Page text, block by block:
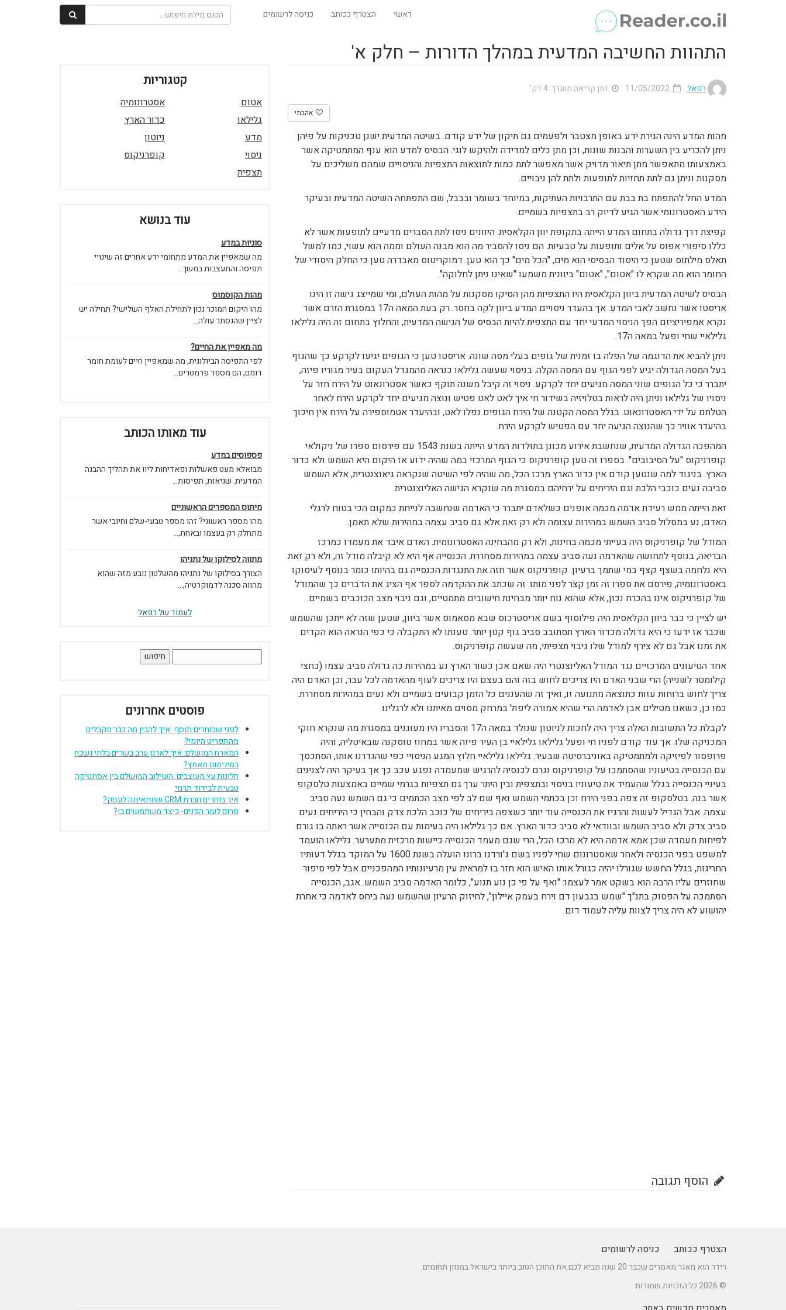
ראשי הצטרף ככותב כניסה לרשומים
התהוות החשיבה המדעית במהלך הדורות – חלק א'
רפאל זמן קריאה מוערך: 4 דק'
אהבתי
מהות המדע הינה הגירת ידע באופן מצטבר ולפעמים גם תיקון של ידע קודם. בשיטה המדעית ישנן טכניקות על פיהן
ניתן להכריע בין השערות והבנות שונות, וכן מתן כלים למדידה ולהיקש לוגי. הבסיס למדע הוא ענף המתמטיקה אשר
באמצעותו מתאפשר מתן תיאור מדויק אשר מאפשר לתת כמות לתוצאות התצפיות והניסויים שמהם משליכים על
מסקנות וניתן גם לתת תחזיות לתופעות ולתת להן ניבויים.
המדע החל להתפתח בת בבת עם התרבויות העתיקות, במיוחד בשומר ובבבל, שם התפתחה השיטה המדעית ובעיקר
הידע האסטרונומי אשר הגיע לדיוק רב בתצפיות בשמיים.
קפיצת דרך גדולה בתחום המדע הייתה בתקופת יוון הקלאסית. היוונים ניסו לתת הסברים מדעיים לתופעות אשר לא
כללו סיפורי אפוס על אלים ותופעות על טבעיות. הם ניסו להסביר מה הוא מבנה העולם וממה הוא עשוי, כמו למשל
תאלס מילתוס שטען כי היסוד הבסיסי הוא מים, "הכל מים" כך הוא טען. דמוקריטוס מאבדרה טען כי החלק היסודי של
החומר הוא מה שקרא לו "אטום", "אטום" ביוונית משמעו "שאינו ניתן לחלוקה".
הבסיס לשיטה המדעית ביוון הקלאסית היו התצפיות מהן הסיקו מסקנות על מהות העולם, ומי שמייצג גישה זו הינו
אריסטו אשר נחשב לאבי המדע. אך בהעדר ניסויים המדע ביוון לקה בחסר. רק בעת המאה ה17 במסגרת הזרם אשר
נקרא אמפיריציזם הפך הניסוי המדעי יחד עם התצפית להיות הבסיס של הגישה המדעית, והחלוץ בתחום זה היה גלילאו
גלילאיי שחי ופעל במאה ה17.
ניתן להביא את הדוגמה של הפלה בו זמנית של גופים בעלי מסה שונה. אריסטו טען כי הגופים יגיעו לקרקע כך שהגוף
בעל המסה הגדולה יגיע לפני הגוף עם המסה הקלה. בניסוי שעשה גלילאו כנראה מהמגדל העקום בעיר מגוריו פיזה,
יתברר כי כל הגופים שוני המסה מגיעים יחד לקרקע. ניסוי זה קיבל משנה תוקף כאשר אסטרונאוט על הירח חזר על
ניסויו של גלילאו וניתן היה לראות בטלויזיה בשידור חי איך לאט לאט פטיש ונוצה מגיעים יחד לקרקע הירח לאחר
הטלתם על ידי האסטרונאוט. בגלל המסה הקטנה של הירח הגופים נפלו לאט, ובהיעדר אטמוספירה על הירח אין חיכוך
בהיעדר אוויר כך שהנוצה הגיעה יחד עם הפטיש לקרקע הירח.
המהפכה הגדולה המדעית, שנחשבת אירוע מכונן בתולדות המדע הייתה בשנת 1543 עם פירסום ספרו של ניקולאי
קופרניקוס "על הסיבובים". בספרו זה טען קופרניקוס כי הגוף המרכזי במה שהיה ידוע אז היקום היא השמש ולא כדור
הארץ. בניגוד למה שנטען קודם אין כדור הארץ מרכז הכל, מה שהיה לפי השיטה שנקראה גיאוצנטרית, אלא השמש
סביבה נעים כוכבי הלכת וגם היריחים על ירחיהם במסגרת מה שנקרא הגישה האליוצנטרית.
זאת הייתה ממש רעידת אדמה מכמה אופנים כשלאדם יתברר כי האדמה שנחשבה לנייחת כמקום הכי בטוח לרגלי
האדם, נע במסלול סביב השמש במהירות עצומה ולא רק זאת אלא גם סביב עצמה במהירות שלא תאמן.
המודל של קופרניקוס היה בעייתי מכמה בחינות, ולא רק מהבחינה האסטרונומית. האדם איבד את מעמדו כמרכז
הבריאה, בנוסף לתחושה שהאדמה נעה סביב עצמה במהירות מסחררת. הכנסייה אף היא לא קיבלה מודל זה, ולא רק זאת
היא נלחמה בשצף קצף במי שתמך ברעיון. קופרניקוס אשר חזה את התנגדות הכנסייה גם בהיותו כומר בנוסף לעיסוקו
באסטרונומיה, פירסם את ספרו זה זמן קצר לפני מותו. זה שכתב את ההקדמה לספר אף הציג את הדברים כך שהמודל
של קופרניקוס אינו בהכרח נכון, אלא שהוא נוח יותר מבחינת חישובים מתמטיים, וגם ניבוי מצב הכוכבים בשמיים.
יש לציין כי כבר ביוון הקלאסית היה פילוסוף בשם אריסטרכוס שבא מסאמוס אשר ביוון, שטען שזה לא ייתכן שהשמש
שכבר אז ידעו כי היא גדולה מכדור הארץ תסתובב סביב גוף קטן יותר. טענתו לא התקבלה כי כפי הנראה הוא הקדים
את זמנו אבל גם לא צירף למודל שלו גיבוי תצפיתי, מה שעשה קופרניקוס.
אחד הטיעונים המרכזיים נגד המודל האליוצנטרי היה שאם אכן כשור הארץ נע במהירות כה גדולה סביב עצמו (כחצי
קילומטר לשנייה) הרי שבני האדם היו צריכים לחוש בזה והם בעצם היו צריכים לעוף מהאדמה לכל עבר, וכן האדם היה
צריך לחוש ברוחות עזות כתוצאה מתנועה זו, ואיך זה שהעננים כל הזמן קבועים בשמיים ולא נעים במהירות מסחררת.
כמו כן, כשאנו מטילים אבן לאדמה הרי שהיא אמורה ליפול במרחק מסוים מאיתנו ולא לרגלינו.
לקבלת כל התשובות האלה צריך היה לחכות לניוטון שנולד במאה ה17 והסבריו היו מעוגנים במסגרת מה שנקרא חוקי
המכניקה שלו. אך עוד קודם לפניו חי ופעל גלילאו גלילאיי בן העיר פיזה אשר במחוז טוסקנה שבאיטליה, והיה
פרופסור לפיזיקה ולמתמטיקה באוניברסיטה שבעיר. גלילאו גלילאיי חלוץ המגע הניסויי כפי שהגדרנו אותו, הסתכסך
עם הכנסייה בטיעוניו שהסתמכו על קופרניקוס וגרם לכנסיה להרגיש שמעמדה נפגע עכב כך אך בעיקר היה לצנינים
בעיניי הכנסייה בגלל שהעמיד את טיעוניו בניסוי ובתצפית ובין היתר ערך גם תצפיות בגרמי שמיים באמצעות טלסקופ
אשר בנה. בטלסקופ זה צפה בפני הירח וכן בכתמי השמש ואף שם לב לפי מצב הכתמים כי גם השמש נעה סביב
עצמה. אבל הגדיל לעשות והרגיז את הכנסייה עוד יותר כשצפה ביריחים של כוכב הלכת צדק והבחין כי היריחים נעים
סביב צדק ולא סביב השמש ובוודאי לא סביב כדור הארץ. אם כך גלילאו היה בעימות עם הכנסייה אשר ראתה בו גורם
לפיחות מעמדה שכן אמא אדמה היא לא מרכז הכל, הרי שגם מעמד הכנסייה כיישות מרכזית מתערער. גלילאו הועמד
למשפט בפני הכנסיה ולאחר שאסטרונום שחי לפניו בשם ג'ורדנו ברונו הועלה בשנת 1600 על המוקד בגלל דעותיו
החריגות, בגלל החשש שגורלו יהיה כגורל אותו האיש הוא חזר בו למראית עין מרעיונותיו המהפכניים אבל לפי סיפור
שחוזרים עליו הרבה הוא בשקט אמר לעצמו: "ואף על פי כן נוע תנוע", כלומר האדמה סביב השמש. אגב, הכנסייה
הסתמכה על הפסוק בתנ"ך "שמש בגבעון דם וירח בעמק איילון", לחיזוק הרעיון שהשמש נעה ביחס לאדמה כי אחרת
יהושוע לא היה צריך לצוות עליה לעמוד דום.
הוסף תגובה
קטגוריות
אטום
אסטרונומיה
גלילאו
כדור הארץ
מדע
ניוטון
ניסוי
קופרניקוס
תצפית
עוד בנושא
סוגיות במדע
מה שמאפיין את המדע מתחומי ידע אחרים זה שינויי
תפיסה והתעצבות במשך...
מהות הקוסמוס
מהו היקום המוכר נכון לתחילת האלף השלישי? תחילה יש
לציין שהנסתר עולה...
מה מאפיין את החיים?
לפי התפיסה הביולוגית, מה שמאפיין חיים לעומת חומר
דומם, הם מספר פרמטרים...
עוד מאותו הכותב
פספוסים במדע
מבואלא מעט פאשלות ופאדיחות ליוו את תהליך ההבנה
המדעית. שגיאות, תפיסות...
מיתוס המספרים הראשוניים
מהו מספר ראשוני? זהו מספר טבעי-שלם וחיובי אשר
מתחלק רק בעצמו ובאחת,...
מתווה לסילוקו של נתניהו
הצורך בסילוקו של נתניהו מהשלטון נובע מזה שהוא
מהווה סכנה לדמוקרטיה,...
לעמוד של רפאל
פוסטים אחרונים
לפני שבוחרים תוסף: איך להבין מה כבר מקבלים
מהתפריט היומי?
המארח המושלם: איך לארגן ערב בשרים בלתי נשכח
במינימום מאמץ?
חלונות עץ מעוצבים: השילוב המושלם בין אסתטיקה
טבעית לבידוד תרמי
איך בוחרים חברת CRM שמתאימה לעסק?
סרום לעור הפנים- כיצד משתמשים בו?
הצטרף ככותב כניסה לרשומים
רידר הוא מאגר מאמרים שכבר 20 שנה מביא לכם את התוכן הטוב ביותר בישראל במגוון תחומים.
© 2026 כל הזכויות שמורות